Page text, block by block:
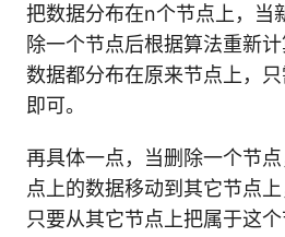
把数据分布在n个节点上，当
除一个节点后根据算法重新
数据都分布在原来节点上，
即可。
再具体一点，当删除一个节
点上的数据移动到其它节点上
只要从其它节点上把属于这